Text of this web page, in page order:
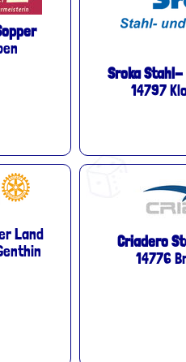
Sroka Stahl-
14797
Land
Criadero
14776